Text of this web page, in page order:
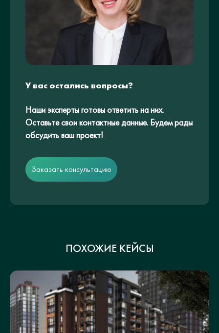
У вас остались вопросы?
Наши эксперты готовы ответить на них.
Оставьте свои контактные данные. Будем рады
обсудить ваш проект!
Заказать консультацию
ПОХОЖИЕ КЕЙСЫ